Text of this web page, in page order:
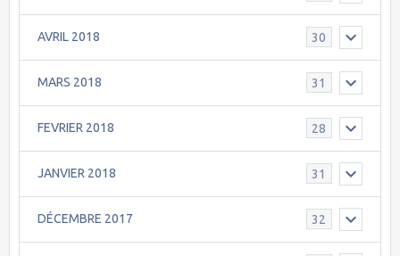
AVRIL 2018 30
MARS 2018 31
FEVRIER 2018 28
JANVIER 2018 31
DÉCEMBRE 2017 32